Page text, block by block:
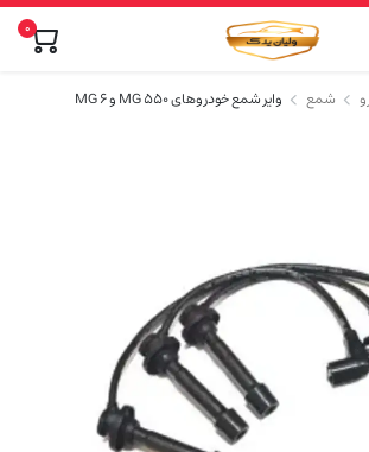
0
شمع وایر شمع خودروهای MG 550 و MG 6